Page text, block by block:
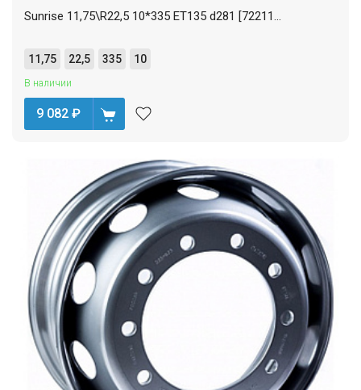
Sunrise 11,75\R22,5 10*335 ET135 d281 [72211...
11,75 22,5 335 10
В наличии
9 082 ₽